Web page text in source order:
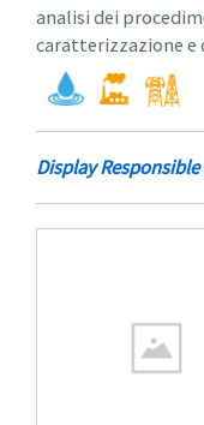
analisi dei
caratterizzazione e
Display